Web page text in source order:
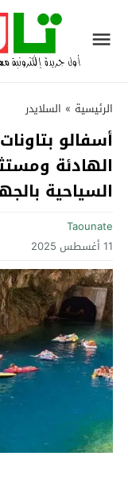
الرئيسية » السلايدر
أسفالو
الهادئة
السياحية
Taounate
11 أغسطس 2025